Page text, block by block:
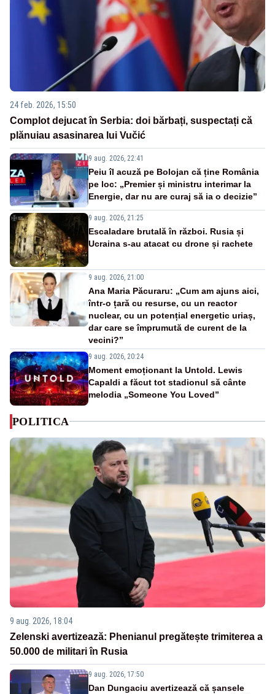
24 feb. 2026, 15:50
Complot dejucat în Serbia: doi bărbați, suspectați că
plănuiau asasinarea lui Vučić
9 aug. 2026, 22:41
Peiu îl acuză pe Bolojan că ține România
pe loc: „Premier și ministru interimar la
Energie, dar nu are curaj să ia o decizie”
9 aug. 2026, 21:25
Escaladare brutală în război. Rusia și
Ucraina s-au atacat cu drone și rachete
9 aug. 2026, 21:00
Ana Maria Păcuraru: „Cum am ajuns aici,
într-o țară cu resurse, cu un reactor
nuclear, cu un potențial energetic uriaș,
dar care se împrumută de curent de la
vecini?”
9 aug. 2026, 20:24
Moment emoționant la Untold. Lewis
Capaldi a făcut tot stadionul să cânte
melodia „Someone You Loved”
POLITICA
9 aug. 2026, 18:04
Zelenski avertizează: Phenianul pregătește trimiterea a
50.000 de militari în Rusia
9 aug. 2026, 17:50
Dan Dungaciu avertizează că șansele